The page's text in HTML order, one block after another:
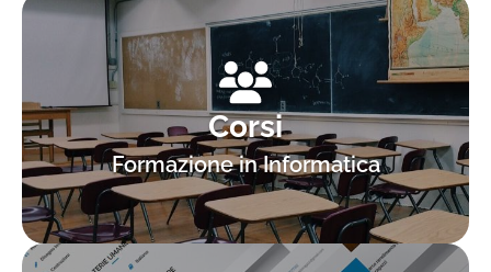
Corsi
Formazione in Informatica